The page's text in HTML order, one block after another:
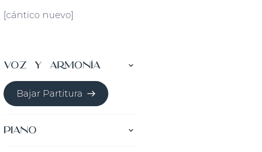
[cántico nuevo]
Voz y Armonía
Bajar Partitura
Piano